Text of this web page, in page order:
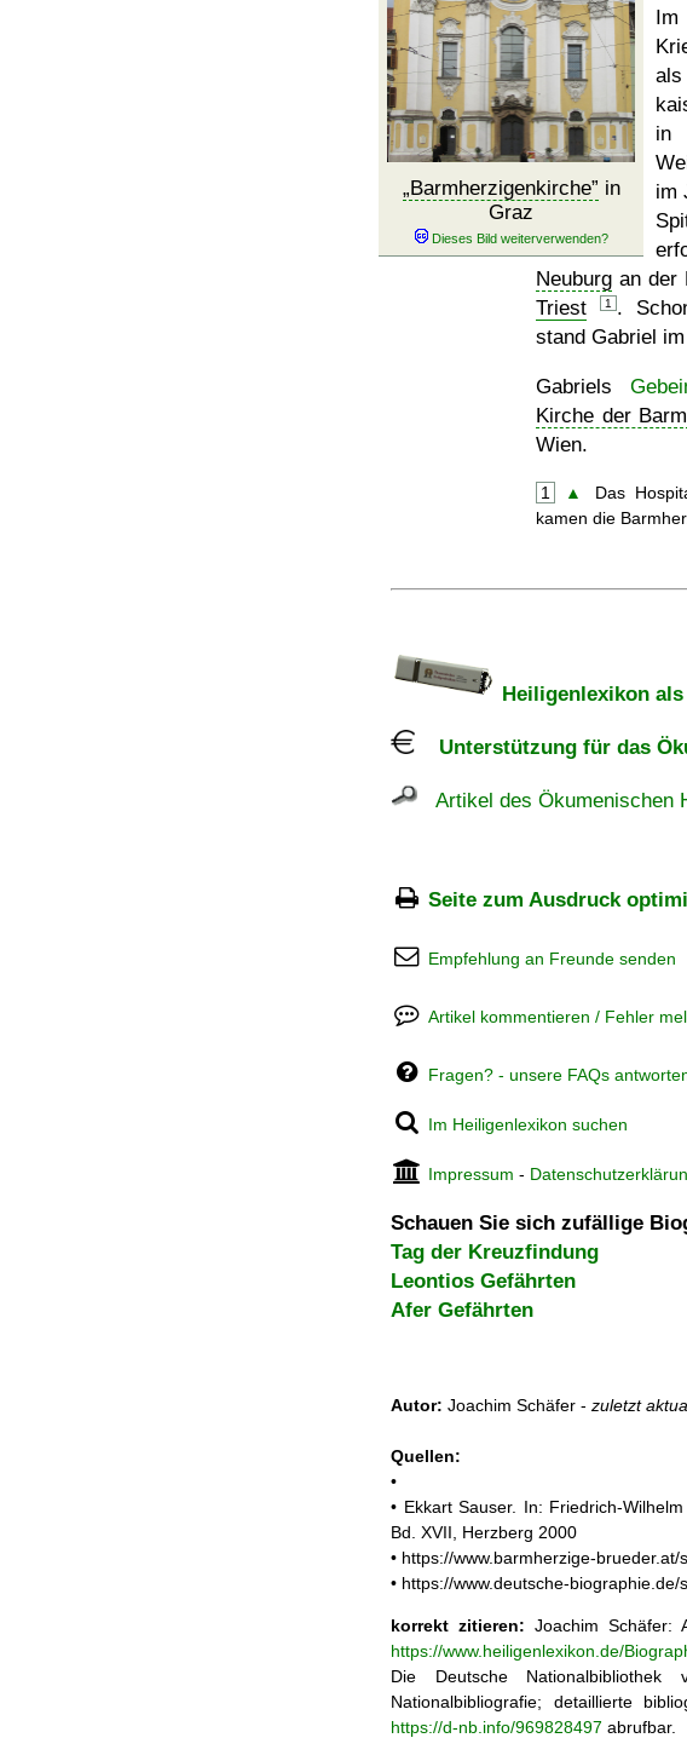
Barmherzigenkirche
in
Graz
in
im
Neuburg an der
Triest
1
.
stand Gabriel
Gabriels
Kirche der
Wien.
1 ▲ Das
kamen die
Heiligenlexikon
Unterstützung für das
Artikel des Ökumenischen
Seite zum Ausdruck
Empfehlung an Freunde senden
Artikel kommentieren / Fehler
Fragen? - unsere FAQs
Im Heiligenlexikon suchen
Impressum -
Schauen Sie sich zufällige
Tag der Kreuzfindung
Leontios Gefährten
Afer Gefährten
Autor: Joachim Schäfer - zuletzt
Quellen:
•
• Ekkart Sauser. In: Friedrich-
Bd. XVII, Herzberg 2000
• https://www.barmherzige-
• https://www.deutsche-biographie.de/
korrekt zitieren: Joachim Schäfer:
https://www.heiligenlexikon.de/
Die Deutsche
Nationalbibliografie; detaillierte
https://d-nb.info/969828497 abrufbar.